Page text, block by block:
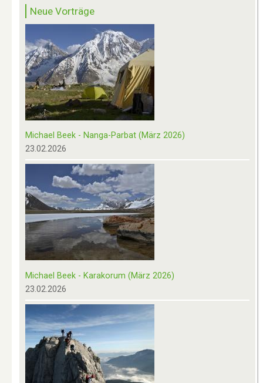
Neue Vorträge
Michael Beek - Nanga-Parbat (März 2026)
23.02.2026
Michael Beek - Karakorum (März 2026)
23.02.2026